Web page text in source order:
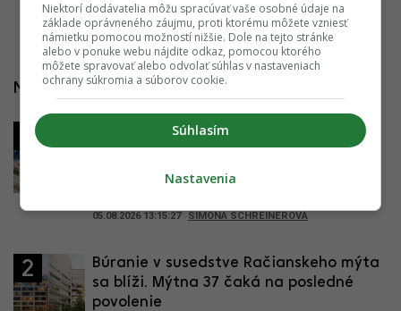
Najčítanejšie za posledné 4 dni
Veľký reťazec nahradia apartmány.
Ružinov dostane nové ubytovanie,
vznikne na mieste centrály známej
05.08.2026 13:15:27 SIMONA SCHREINEROVÁ
2
Búranie v susedstve Račianskeho mýta
sa blíži. Mýtna 37 čaká na posledné
povolenie
Niektorí dodávatelia môžu spracúvať vaše osobné údaje na
základe oprávneného záujmu, proti ktorému môžete vzniesť
námietku pomocou možností nižšie. Dole na tejto stránke
alebo v ponuke webu nájdite odkaz, pomocou ktorého
môžete spravovať alebo odvolať súhlas v nastaveniach
ochrany súkromia a súborov cookie.
Súhlasím
Nastavenia